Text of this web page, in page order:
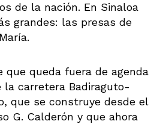
de la nación. En Sinaloa
grandes: las presas de
que queda fuera de agenda
la carretera Badiraguto-
que se construye desde el
G. Calderón y que ahora